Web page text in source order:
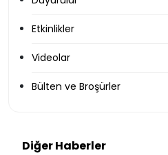
Etkinlikler
Videolar
Bülten ve Broşürler
Diğer Haberler